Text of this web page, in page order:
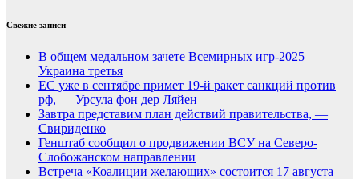
Свежие записи
В общем медальном зачете Всемирных игр-2025
Украина третья
ЕС уже в сентябре примет 19-й ракет санкций против
рф, — Урсула фон дер Ляйен
Завтра представим план действий правительства, —
Свириденко
Генштаб сообщил о продвижении ВСУ на Северо-
Слобожанском направлении
Встреча «Коалиции желающих» состоится 17 августа